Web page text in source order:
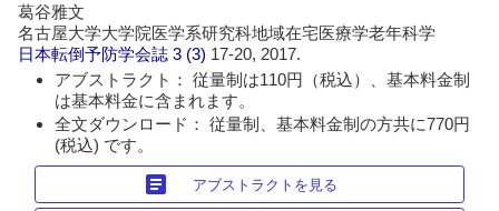
葛谷雅文
名古屋大学大学院医学系研究科地域在宅医療学老年科学
日本転倒予防学会誌 3 (3) 17-20, 2017.
アブストラクト： 従量制は110円（税込）、基本料金制
は基本料金に含まれます。
全文ダウンロード： 従量制、基本料金制の方共に770円
(税込) です。
article アブストラクトを見る